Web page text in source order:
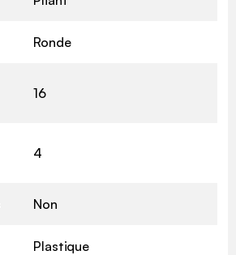
Ronde
16
4
Non
Plastique